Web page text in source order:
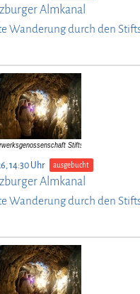
Almkanal
Wanderung durch den
14:30 Uhr ausgebucht
Almkanal
Wanderung durch den